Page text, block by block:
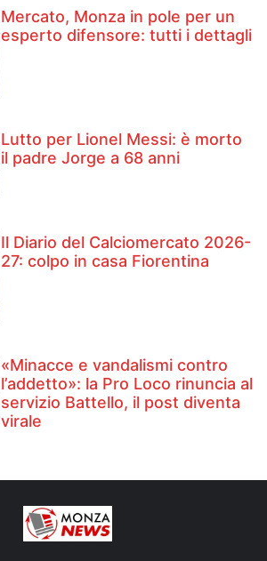
Mercato, Monza in pole per un
esperto difensore: tutti i dettagli
Lutto per Lionel Messi: è morto
il padre Jorge a 68 anni
Il Diario del Calciomercato 2026-
27: colpo in casa Fiorentina
«Minacce e vandalismi contro
l’addetto»: la Pro Loco rinuncia al
servizio Battello, il post diventa
virale